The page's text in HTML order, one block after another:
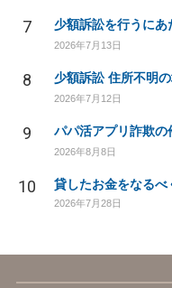
7 少額訴訟を行うにあ
2026年7月13日
8 少額訴訟 住所不明
2026年7月12日
9 パパ活アプリ詐欺の
2026年8月8日
10 貸したお金をなる
2026年7月28日